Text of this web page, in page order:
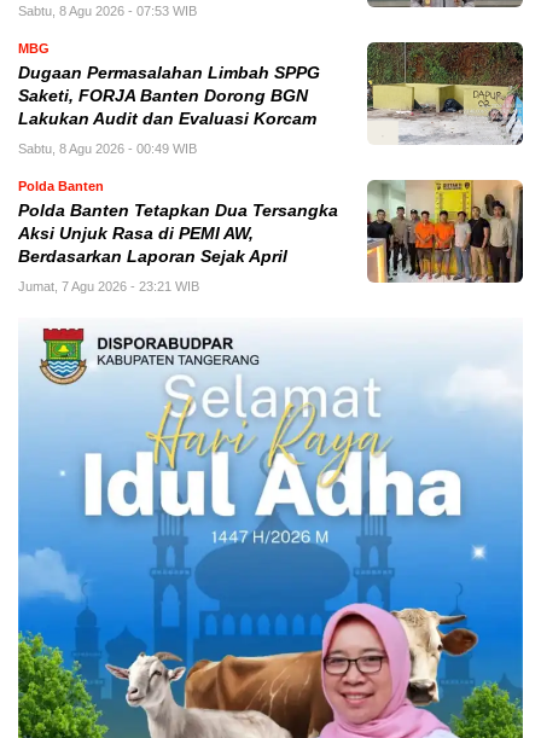
Sabtu, 8 Agu 2026 - 07:53 WIB
MBG
Dugaan Permasalahan Limbah SPPG
Saketi, FORJA Banten Dorong BGN
Lakukan Audit dan Evaluasi Korcam
Sabtu, 8 Agu 2026 - 00:49 WIB
Polda Banten
Polda Banten Tetapkan Dua Tersangka
Aksi Unjuk Rasa di PEMI AW,
Berdasarkan Laporan Sejak April
Jumat, 7 Agu 2026 - 23:21 WIB